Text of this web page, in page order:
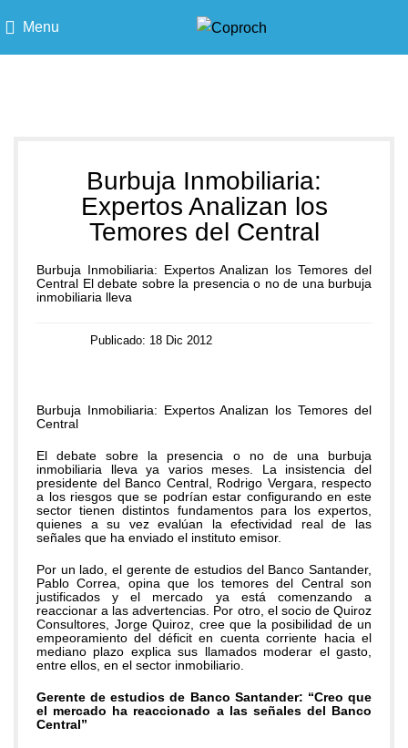
Menu
Burbuja Inmobiliaria:
Expertos Analizan los
Temores del Central
Burbuja Inmobiliaria: Expertos Analizan los Temores del
Central El debate sobre la presencia o no de una burbuja
inmobiliaria lleva
Publicado: 18 Dic 2012
Burbuja Inmobiliaria: Expertos Analizan los Temores del
Central
El debate sobre la presencia o no de una burbuja
inmobiliaria lleva ya varios meses. La insistencia del
presidente del Banco Central, Rodrigo Vergara, respecto
a los riesgos que se podrían estar configurando en este
sector tienen distintos fundamentos para los expertos,
quienes a su vez evalúan la efectividad real de las
señales que ha enviado el instituto emisor.
Por un lado, el gerente de estudios del Banco Santander,
Pablo Correa, opina que los temores del Central son
justificados y el mercado ya está comenzando a
reaccionar a las advertencias. Por otro, el socio de Quiroz
Consultores, Jorge Quiroz, cree que la posibilidad de un
empeoramiento del déficit en cuenta corriente hacia el
mediano plazo explica sus llamados moderar el gasto,
entre ellos, en el sector inmobiliario.
Gerente de estudios de Banco Santander: “Creo que
el mercado ha reaccionado a las señales del Banco
Central”